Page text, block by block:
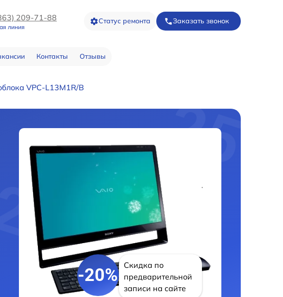
209-71-88
линия
Статус ремонта Заказать звонок
Контакты Отзывы
VPC-L13M1R/B
-20%
Скидка по
предварительной
записи на сайте